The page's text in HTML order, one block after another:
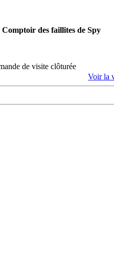
Comptoir des faillites de Spy
de visite clôturée
Voir la